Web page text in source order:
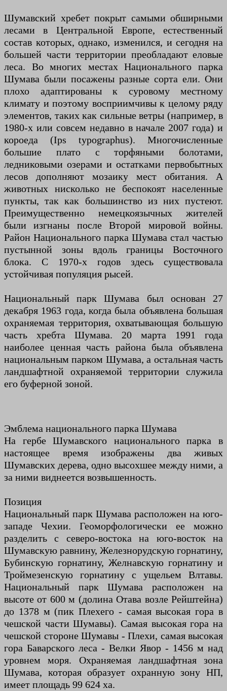
Шумавский хребет покрыт самыми обширными
лесами в Центральной Европе, естественный
состав которых, однако, изменился, и сегодня на
большей части территории преобладают еловые
леса. Во многих местах Национального парка
Шумава были посажены разные сорта ели. Они
плохо адаптированы к суровому местному
климату и поэтому восприимчивы к целому ряду
элементов, таких как сильные ветры (например, в
1980-х или совсем недавно в начале 2007 года) и
короеда (Ips typographus). Многочисленные
большие плато с торфяными болотами,
ледниковыми озерами и остатками первобытных
лесов дополняют мозаику мест обитания. А
животных нисколько не беспокоят населенные
пункты, так как большинство из них пустеют.
Преимущественно немецкоязычных жителей
были изгнаны после Второй мировой войны.
Район Национального парка Шумава стал частью
пустынной зоны вдоль границы Восточного
блока. С 1970-х годов здесь существовала
устойчивая популяция рысей.
Национальный парк Шумава был основан 27
декабря 1963 года, когда была объявлена ​​большая
охраняемая территория, охватывающая большую
часть хребта Шумава. 20 марта 1991 года
наиболее ценная часть района была объявлена ​​
национальным парком Шумава, а остальная часть
ландшафтной охраняемой территории служила
его буферной зоной.
Эмблема национального парка Шумава
На гербе Шумавского национального парка в
настоящее время изображены два живых
Шумавских дерева, одно высохшее между ними, а
за ними виднеется возвышенность.
Позиция
Национальный парк Шумава расположен на юго-
западе Чехии. Геоморфологически ее можно
разделить с северо-востока на юго-восток на
Шумавскую равнину, Железнорудскую горнатину,
Бубинскую горнатину, Желнавскую горнатину и
Троймезенскую горнатину с ущельем Влтавы.
Национальный парк Шумава расположен на
высоте от 600 м (долина Отава возле Рейштейна)
до 1378 м (пик Плехего - самая высокая гора в
чешской части Шумавы). Самая высокая гора на
чешской стороне Шумавы - Плехи, самая высокая
гора Баварского леса - Велки Явор - 1456 м над
уровнем моря. Охраняемая ландшафтная зона
Шумава, которая образует охранную зону НП,
имеет площадь 99 624 ха.